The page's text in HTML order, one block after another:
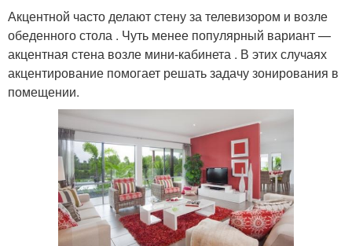
Акцентной часто делают стену за телевизором и возле
обеденного стола . Чуть менее популярный вариант —
акцентная стена возле мини-кабинета . В этих случаях
акцентирование помогает решать задачу зонирования в
помещении.